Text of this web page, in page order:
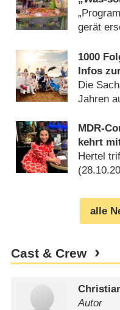
Show in
gerät
1000
Infos
und
Die
Jahren
MDR-
kehrt
Hertel
(
alle
Cast & Crew
Autor